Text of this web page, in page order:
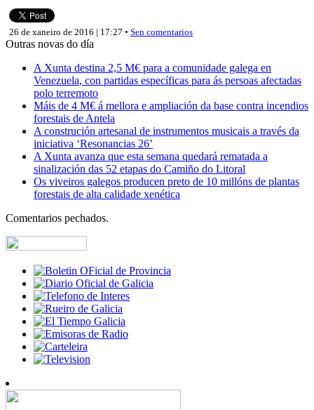
26 de xaneiro de 2016 | 17:27 • Sen comentarios
Outras novas do día
A Xunta destina 2,5 M€ para a comunidade galega en
Venezuela, con partidas específicas para ás persoas afectadas
polo terremoto
Máis de 4 M€ á mellora e ampliación da base contra incendios
forestais de Antela
A construción artesanal de instrumentos musicais a través da
iniciativa ‘Resonancias 26’
A Xunta avanza que esta semana quedará rematada a
sinalización das 52 etapas do Camiño do Litoral
Os viveiros galegos producen preto de 10 millóns de plantas
forestais de alta calidade xenética
Comentarios pechados.